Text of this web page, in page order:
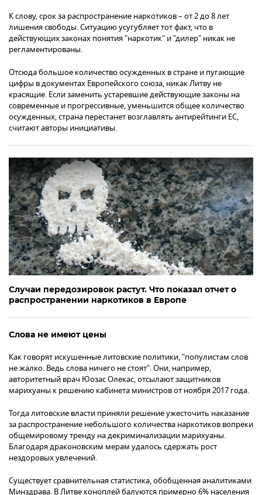
К слову, срок за распространение наркотиков – от 2 до 8 лет
лишения свободы. Ситуацию усугубляет тот факт, что в
действующих законах понятия "наркотик" и "дилер" никак не
регламентированы.
Отсюда большое количество осужденных в стране и пугающие
цифры в документах Европейского союза, никак Литву не
красящие. Если заменить устаревшие действующие законы на
современные и прогрессивные, уменьшится общее количество
осужденных, страна перестанет возглавлять антирейтинги ЕС,
считают авторы инициативы.
Случаи передозировок растут. Что показал отчет о
распространении наркотиков в Европе
Слова не имеют цены
Как говорят искушенные литовские политики, "популистам слов
не жалко. Ведь слова ничего не стоят". Они, например,
авторитетный врач Юозас Олекас, отсылают защитников
марихуаны к решению кабинета министров от ноября 2017 года.
Тогда литовские власти приняли решение ужесточить наказание
за распространение небольшого количества наркотиков вопреки
общемировому тренду на декриминализации марихуаны.
Благодаря драконовским мерам удалось сдержать рост
нездоровых увлечений.
Существует сравнительная статистика, обобщенная аналитиками
Минздрава. В Литве коноплей балуются примерно 6% населения